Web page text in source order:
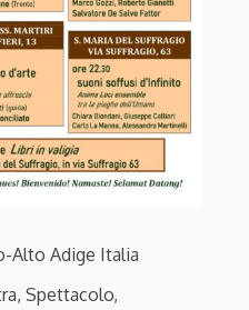
Alto Adige Italia
Spettacolo,